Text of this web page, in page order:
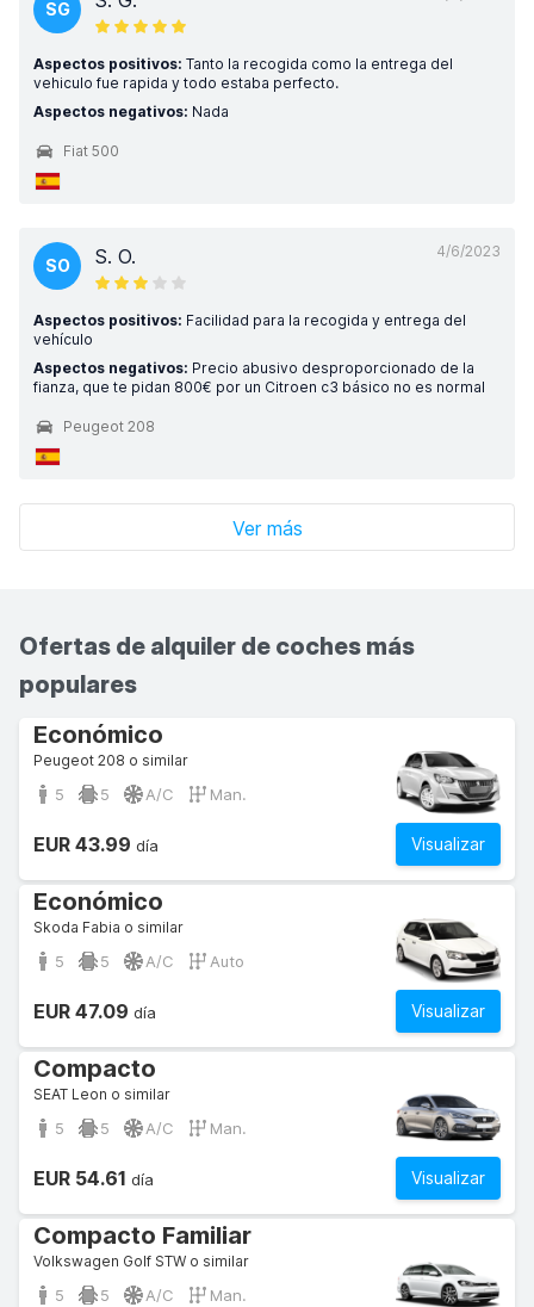
SG
Aspectos positivos: Tanto la recogida como la entrega del
vehiculo fue rapida y todo estaba perfecto.
Aspectos negativos: Nada
Fiat 500
4/6/2023
SO S. O.
Aspectos positivos: Facilidad para la recogida y entrega del
vehículo
Aspectos negativos: Precio abusivo desproporcionado de la
fianza, que te pidan 800€ por un Citroen c3 básico no es normal
Peugeot 208
Ver más
Ofertas de alquiler de coches más
populares
Económico
Peugeot 208 o similar
5 5 A/C Man.
Visualizar
EUR 43.99 día
Económico
Skoda Fabia o similar
5 5 A/C Auto
Visualizar
EUR 47.09 día
Compacto
SEAT Leon o similar
5 5 A/C Man.
Visualizar
EUR 54.61 día
Compacto Familiar
Volkswagen Golf STW o similar
5 5 A/C Man.